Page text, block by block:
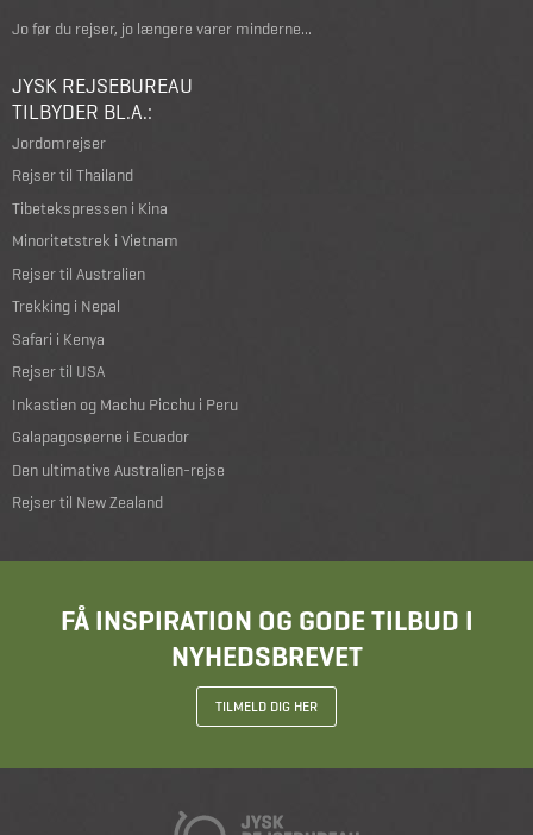
Jo før du rejser, jo længere varer minderne...
JYSK REJSEBUREAU
TILBYDER BL.A.:
Jordomrejser
Rejser til Thailand
Tibetekspressen i Kina
Minoritetstrek i Vietnam
Rejser til Australien
Trekking i Nepal
Safari i Kenya
Rejser til USA
Inkastien og Machu Picchu i Peru
Galapagosøerne i Ecuador
Den ultimative Australien-rejse
Rejser til New Zealand
FÅ INSPIRATION OG GODE TILBUD I
NYHEDSBREVET
TILMELD DIG HER